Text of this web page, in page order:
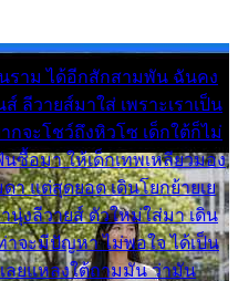
ราม ได้อีกสักสามพัน ฉันคง
ลีวายส์มาใส่ เพราะเราเป็น
กจะโชว์ถึงหิวโซ เด็กใต้ก็ไม่
อมา ให้เด็กเทพเหลียวมอง
า แต่สุดยอด เดินโยกย้ายเย
นุ่งลีวายส์ ตัวใหม่ใส่มา เดิน
จะมีปัญหา ไม่พอใจ ได้เป็น
ลยแหลงใต้ถามมัน ว่ามัน